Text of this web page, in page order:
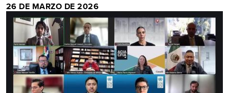
26 DE MARZO DE 2026